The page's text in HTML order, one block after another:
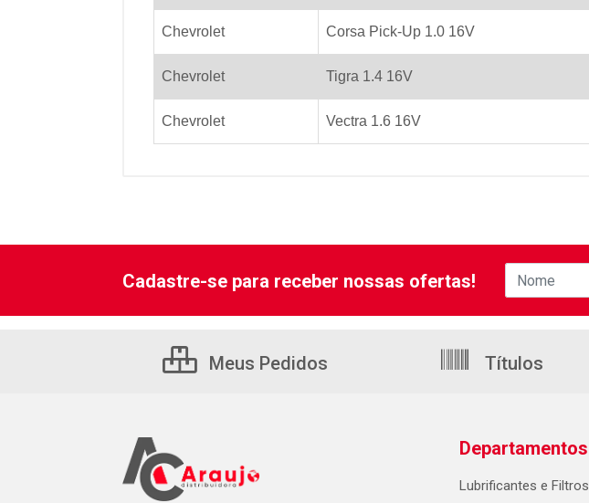
Chevrolet Corsa Pick-Up 1.0 16V
Chevrolet Tigra 1.4 16V
Chevrolet Vectra 1.6 16V
Cadastre-se para receber nossas ofertas!
Meus Pedidos Títulos
Departamentos
Lubrificantes e Filtros